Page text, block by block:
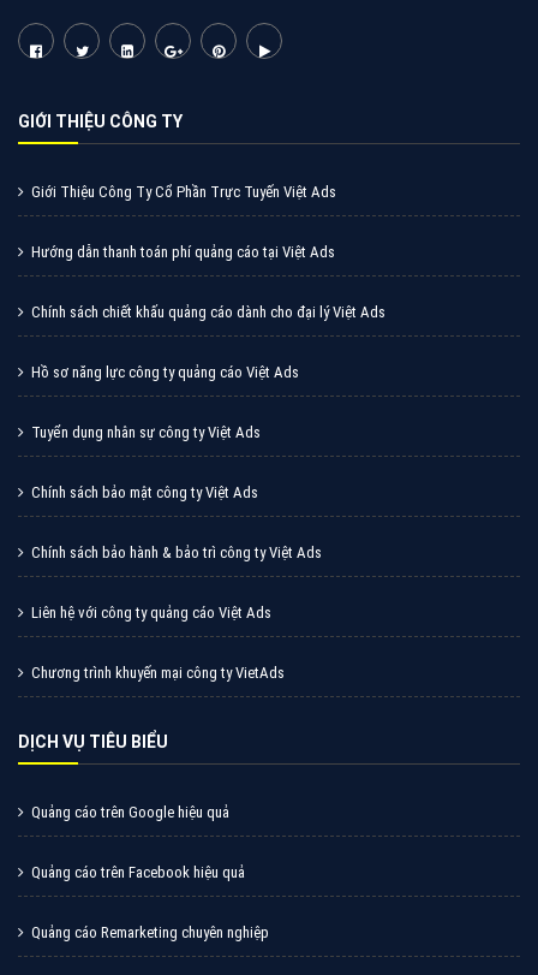
GIỚI THIỆU CÔNG TY
Giới Thiệu Công Ty Cổ Phần Trực Tuyến Việt Ads
Hướng dẫn thanh toán phí quảng cáo tại Việt Ads
Chính sách chiết khấu quảng cáo dành cho đại lý Việt Ads
Hồ sơ năng lực công ty quảng cáo Việt Ads
Tuyển dụng nhân sự công ty Việt Ads
Chính sách bảo mật công ty Việt Ads
Chính sách bảo hành & bảo trì công ty Việt Ads
Liên hệ với công ty quảng cáo Việt Ads
Chương trình khuyến mại công ty VietAds
DỊCH VỤ TIÊU BIỂU
Quảng cáo trên Google hiệu quả
Quảng cáo trên Facebook hiệu quả
Quảng cáo Remarketing chuyên nghiệp